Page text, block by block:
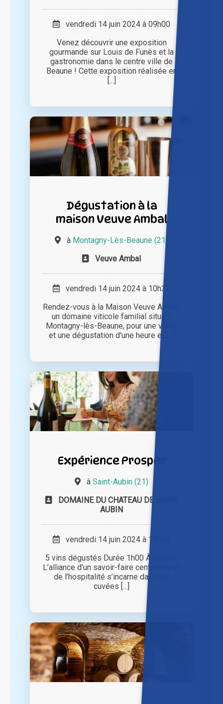
vendredi 14 juin 2024 à 09h00
Venez découvrir une exposition
gourmande sur Louis de Funès et la
gastronomie dans le centre ville de
Beaune ! Cette exposition réalisée en
[...]
Dégustation à la
maison Veuve Ambal
à Montagny-Lès-Beaune (21)
Veuve Ambal
vendredi 14 juin 2024 à 10h30
Rendez-vous à la Maison Veuve Ambal,
un domaine viticole familial situé à
Montagny-lès-Beaune, pour une visite
et une dégustation d'une heure et [...]
Expérience Prosper
à Saint-Aubin (21)
DOMAINE DU CHATEAU DE SAINT
AUBIN
vendredi 14 juin 2024 à 10h00
5 vins dégustés Durée 1h00 À propos
L’alliance d’un savoir-faire centenaire et
de l’hospitalité s’incarne dans les
cuvées [...]